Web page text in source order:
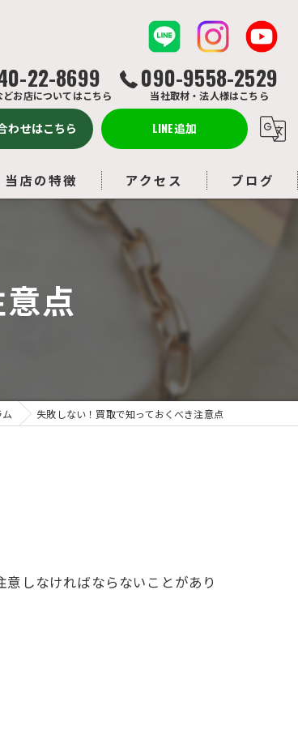
22-8699
どお店についてはこちら
090-9558-2529
当社取材・法人様はこちら
わせはこちら LINE追加
当店の特徴
クセサリー
アクセス ブログ
点
失敗しない！買取で知っておくべき注意点
しなければならないことがあり